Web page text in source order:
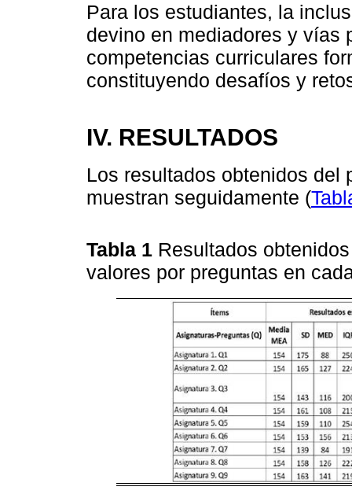
Para los estudiantes, la
devino en mediadores y vías
competencias curriculares
constituyendo desafíos y
IV. RESULTADOS
Los resultados obtenidos del
muestran seguidamente (
Tabla 1 Resultados
valores por preguntas en